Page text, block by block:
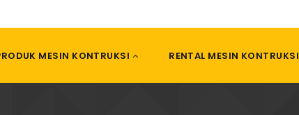
MESIN KONTRUKSI RENTAL MESIN KONTRUKSI